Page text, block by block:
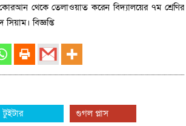
থেকে তেলাওয়াত করেন বিদ্যালয়ের ৭ম শ্রেণির
বিজ্ঞপ্তি
টুইটার গুগল প্লাস